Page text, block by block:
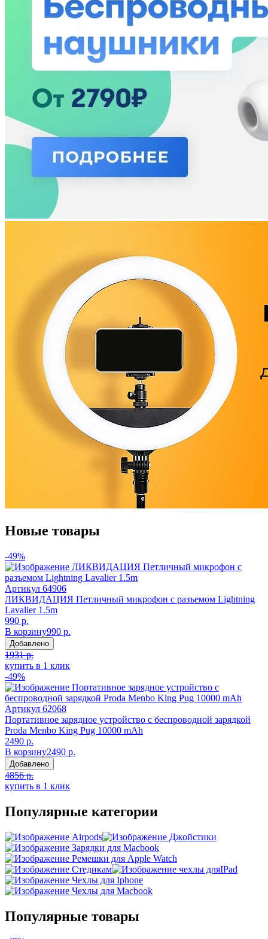
Новые товары
-49%
Артикул 64906
ЛИКВИДАЦИЯ Петличный микрофон с разъемом Lightning
Lavalier 1.5m
990 р.
В корзину990 р.
Добавлено
1931 р.
купить в 1 клик
-49%
Артикул 62068
Портативное зарядное устройство с беспроводной зарядкой
Proda Menbo King Pug 10000 mAh
2490 р.
В корзину2490 р.
Добавлено
4856 р.
купить в 1 клик
Популярные категории
Популярные товары